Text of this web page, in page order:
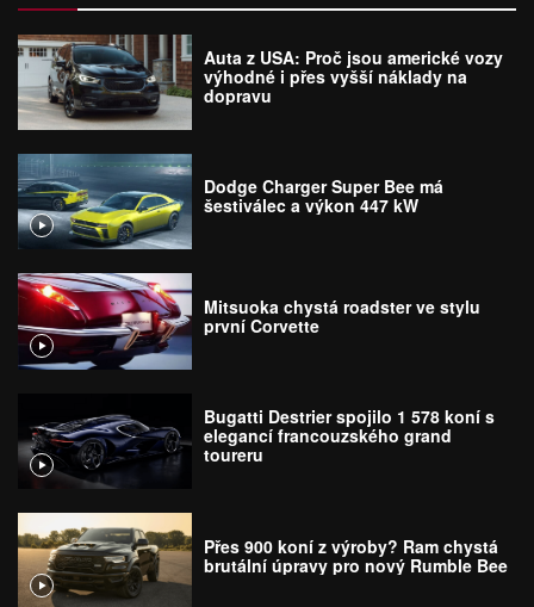
Auta z USA: Proč jsou americké vozy
výhodné i přes vyšší náklady na
dopravu
Dodge Charger Super Bee má
šestiválec a výkon 447 kW
Mitsuoka chystá roadster ve stylu
první Corvette
Bugatti Destrier spojilo 1 578 koní s
elegancí francouzského grand
toureru
Přes 900 koní z výroby? Ram chystá
brutální úpravy pro nový Rumble Bee